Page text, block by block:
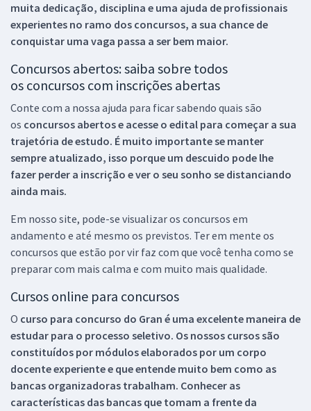
muita dedicação, disciplina e uma ajuda de profissionais
experientes no ramo dos concursos, a sua chance de
conquistar uma vaga passa a ser bem maior.
Concursos abertos: saiba sobre todos
os concursos com inscrições abertas
Conte com a nossa ajuda para ficar sabendo quais são
os concursos abertos e acesse o edital para começar a sua
trajetória de estudo. É muito importante se manter
sempre atualizado, isso porque um descuido pode lhe
fazer perder a inscrição e ver o seu sonho se distanciando
ainda mais.
Em nosso site, pode-se visualizar os concursos em
andamento e até mesmo os previstos. Ter em mente os
concursos que estão por vir faz com que você tenha como se
preparar com mais calma e com muito mais qualidade.
Cursos online para concursos
O curso para concurso do Gran é uma excelente maneira de
estudar para o processo seletivo. Os nossos cursos são
constituídos por módulos elaborados por um corpo
docente experiente e que entende muito bem como as
bancas organizadoras trabalham. Conhecer as
características das bancas que tomam a frente da